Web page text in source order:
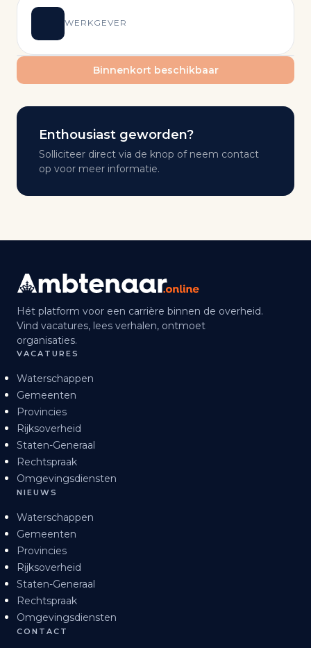
WERKGEVER
Binnenkort beschikbaar
Enthousiast geworden?
Solliciteer direct via de knop of neem contact
op voor meer informatie.
Hét platform voor een carrière binnen de overheid.
Vind vacatures, lees verhalen, ontmoet
organisaties.
VACATURES
Waterschappen
Gemeenten
Provincies
Rijksoverheid
Staten-Generaal
Rechtspraak
Omgevingsdiensten
NIEUWS
Waterschappen
Gemeenten
Provincies
Rijksoverheid
Staten-Generaal
Rechtspraak
Omgevingsdiensten
CONTACT